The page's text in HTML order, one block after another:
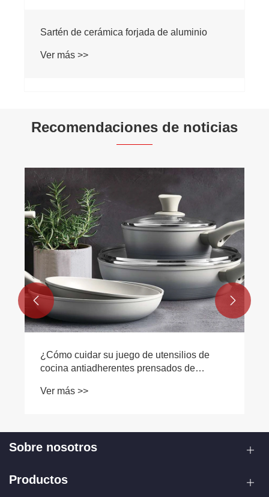
Sartén de cerámica forjada de aluminio
Ver más >>
Recomendaciones de noticias
¿Cómo cuidar su juego de utensilios de
cocina antiadherentes prensados ​​de
Ver más >>
 
Sobre nosotros
Productos